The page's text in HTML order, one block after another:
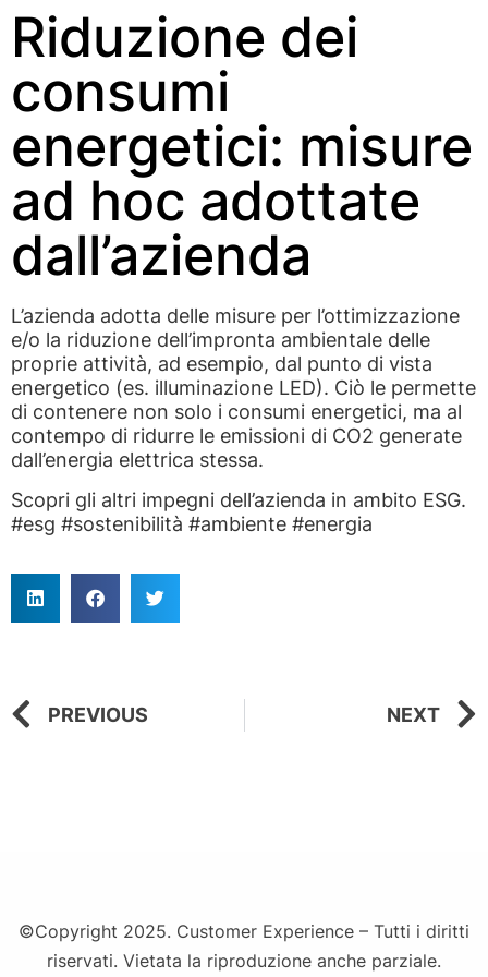
Riduzione dei
consumi
energetici: misure
ad hoc adottate
dall’azienda
L’azienda adotta delle misure per l’ottimizzazione
e/o la riduzione dell’impronta ambientale delle
proprie attività, ad esempio, dal punto di vista
energetico (es. illuminazione LED). Ciò le permette
di contenere non solo i consumi energetici, ma al
contempo di ridurre le emissioni di CO2 generate
dall’energia elettrica stessa.
Scopri gli altri impegni dell’azienda in ambito ESG.
#esg #sostenibilità #ambiente #energia
PREVIOUS NEXT
©Copyright 2025. Customer Experience – Tutti i diritti
riservati. Vietata la riproduzione anche parziale.